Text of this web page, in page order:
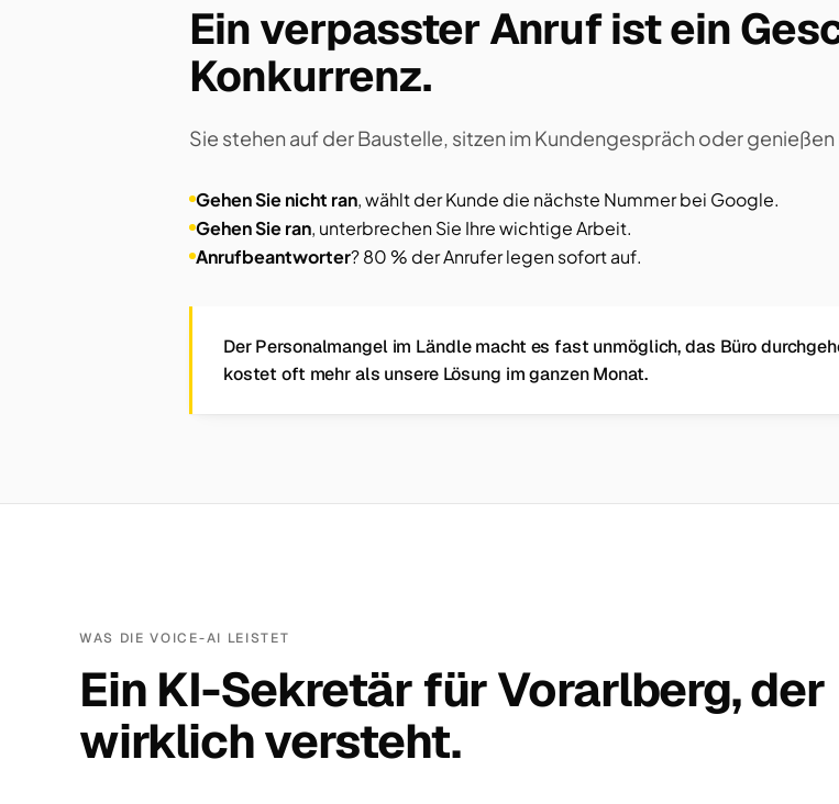
Ein verpasster Anruf ist ein
Konkurrenz.
Sie stehen auf der Baustelle, sitzen im Kundengespräch oder
Gehen Sie nicht ran, wählt der Kunde die nächste Nummer bei Google.
Gehen Sie ran, unterbrechen Sie Ihre wichtige Arbeit.
Anrufbeantworter? 80 % der Anrufer legen sofort auf.
Der Personalmangel im Ländle macht es fast unmöglich, das Büro
kostet oft mehr als unsere Lösung im ganzen Monat.
WAS DIE VOICE-AI LEISTET
Ein KI-Sekretär für Vorarlberg, der
wirklich versteht.